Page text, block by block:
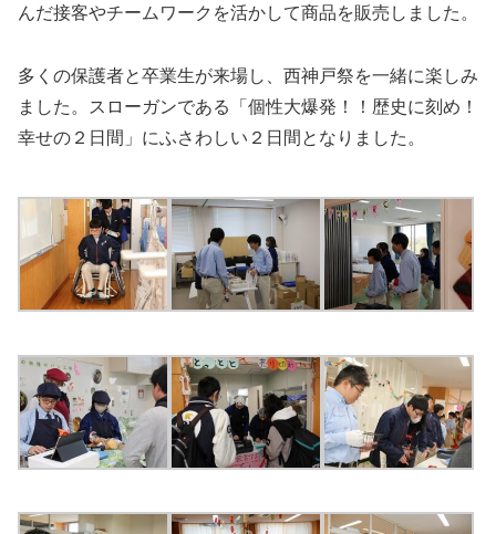
んだ接客やチームワークを活かして商品を販売しました。
多くの保護者と卒業生が来場し、西神戸祭を一緒に楽しみ
ました。スローガンである「個性大爆発！！歴史に刻め！
幸せの２日間」にふさわしい２日間となりました。